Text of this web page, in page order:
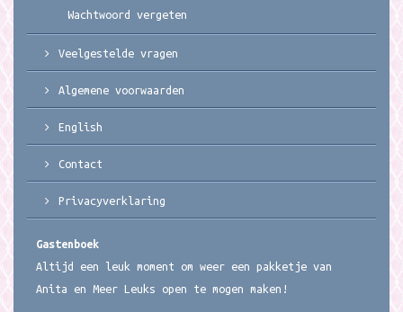
Wachtwoord vergeten
Veelgestelde vragen
Algemene voorwaarden
English
Contact
Privacyverklaring
Gastenboek
Altijd een leuk moment om weer een pakketje van
Anita en Meer Leuks open te mogen maken!